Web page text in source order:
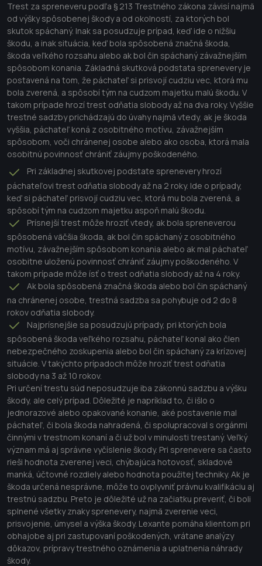
Trest za spreneveru podľa § 213 Trestného zákona závisí najmä
od výšky spôsobenej škody a od okolností, za ktorých bol
skutok spáchaný. Inak sa posudzuje prípad, keď ide o nižšiu
škodu, a inak situácia, keď bola spôsobená značná škoda,
škoda veľkého rozsahu alebo ak bol čin spáchaný závažnejším
spôsobom konania. Základná skutková podstata sprenevery je
postavená na tom, že páchateľ si prisvojí cudziu vec, ktorá mu
bola zverená, a spôsobí tým na cudzom majetku malú škodu. V
takom prípade hrozí trest odňatia slobody až na dva roky. Vyššie
trestné sadzby prichádzajú do úvahy najmä vtedy, ak je škoda
vyššia, páchateľ koná z osobitného motívu, závažnejším
spôsobom, voči chránenej osobe alebo ako osoba, ktorá mala
osobitnú povinnosť chrániť záujmy poškodeného.
Pri základnej skutkovej podstate sprenevery hrozí
páchateľovi trest odňatia slobody až na 2 roky. Ide o prípady,
keď si páchateľ prisvojí cudziu vec, ktorá mu bola zverená, a
spôsobí tým na cudzom majetku aspoň malú škodu.
Prísnejší trest môže hroziť vtedy, ak bola spreneverou
spôsobená väčšia škoda, ak bol čin spáchaný z osobitného
motívu, závažnejším spôsobom konania alebo ak mal páchateľ
osobitne uloženú povinnosť chrániť záujmy poškodeného. V
takom prípade môže ísť o trest odňatia slobody až na 4 roky.
Ak bola spôsobená značná škoda alebo bol čin spáchaný
na chránenej osobe, trestná sadzba sa pohybuje od 2 do 8
rokov odňatia slobody.
Najprísnejšie sa posudzujú prípady, pri ktorých bola
spôsobená škoda veľkého rozsahu, páchateľ konal ako člen
nebezpečného zoskupenia alebo bol čin spáchaný za krízovej
situácie. V takýchto prípadoch môže hroziť trest odňatia
slobody na 3 až 10 rokov.
Pri určení trestu súd neposudzuje iba zákonnú sadzbu a výšku
škody, ale celý prípad. Dôležité je napríklad to, či išlo o
jednorazové alebo opakované konanie, aké postavenie mal
páchateľ, či bola škoda nahradená, či spolupracoval s orgánmi
činnými v trestnom konaní a či už bol v minulosti trestaný. Veľký
význam má aj správne vyčíslenie škody. Pri sprenevere sa často
rieši hodnota zverenej veci, chýbajúca hotovosť, skladové
manká, účtovné rozdiely alebo hodnota použitej techniky. Ak je
škoda určená nesprávne, môže to ovplyvniť právnu kvalifikáciu aj
trestnú sadzbu. Preto je dôležité už na začiatku preveriť, či boli
splnené všetky znaky sprenevery, najmä zverenie veci,
prisvojenie, úmysel a výška škody. Lexante pomáha klientom pri
obhajobe aj pri zastupovaní poškodených, vrátane analýzy
dôkazov, prípravy trestného oznámenia a uplatnenia náhrady
škody.